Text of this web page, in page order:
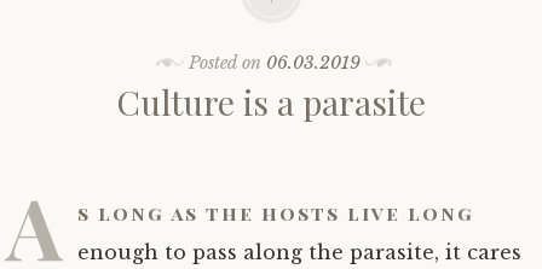
Соло автостоп
Освіта і виховання
Соціальне
Всякого по трохи
My Speeches/Мої промови
Posted on 06.03.2019
Culture is a parasite
A s long as the hosts live long
enough to pass along the parasite, it cares